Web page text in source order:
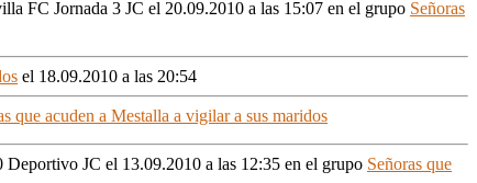
FC Jornada 3 JC el 20.09.2010 a las 15:07 en el grupo Señoras
el 18.09.2010 a las 20:54
que acuden a Mestalla a vigilar a sus maridos
Deportivo JC el 13.09.2010 a las 12:35 en el grupo Señoras que